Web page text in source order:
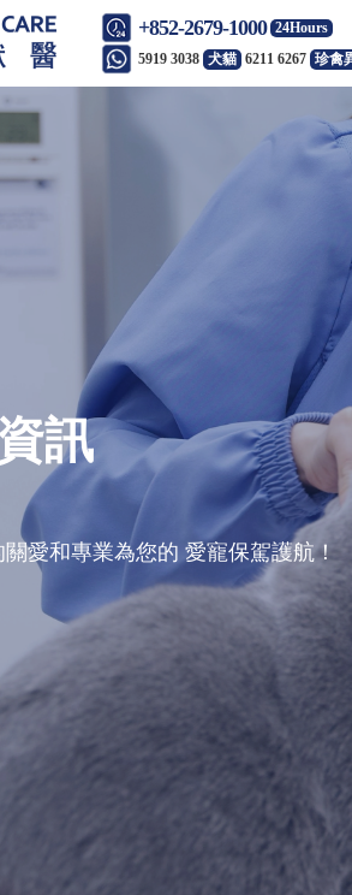
+852-2679-1000 24Hours
5919 3038 犬貓 6211 6267 珍禽
訊
關愛和專業為您的 愛寵保駕護航！